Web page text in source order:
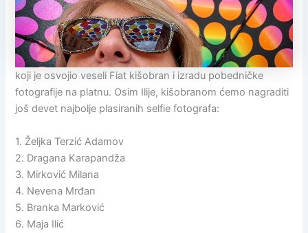
koji je osvojio veseli Fiat kišobran i izradu pobedničke
fotografije na platnu. Osim Ilije, kišobranom ćemo nagraditi
još devet najbolje plasiranih selfie fotografa:
1. Željka Terzić Adamov
2. Dragana Karapandža
3. Mirković Milana
4. Nevena Mrđan
5. Branka Marković
6. Maja Ilić